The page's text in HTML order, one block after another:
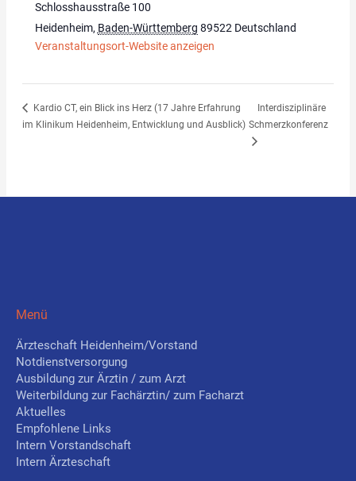
Schlosshausstraße 100
Heidenheim, Baden-Württemberg 89522 Deutschland
Veranstaltungsort-Website anzeigen
Kardio CT, ein Blick ins Herz (17 Jahre Erfahrung
im Klinikum Heidenheim, Entwicklung und Ausblick)
Interdisziplinäre
Schmerzkonferenz
Menü
Ärzteschaft Heidenheim/Vorstand
Notdienstversorgung
Ausbildung zur Ärztin / zum Arzt
Weiterbildung zur Fachärztin/ zum Facharzt
Aktuelles
Empfohlene Links
Intern Vorstandschaft
Intern Ärzteschaft